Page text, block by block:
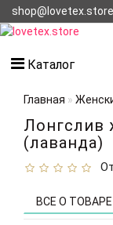
Каталог
Главная
Лонгслив
(лаванда)
ВСЕ О ТОВАРЕ